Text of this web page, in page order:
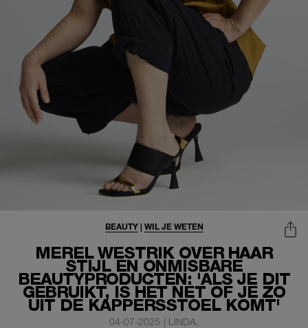
MEREL WESTRIK OVER HAAR
STIJL ÉN ONMISBARE
BEAUTYPRODUCTEN: 'ALS JE DIT
GEBRUIKT, IS HET NET OF JE ZO
UIT DE KAPPERSSTOEL KOMT'
BEAUTY| WIL JE WETEN
04-07-2025 | LINDA.